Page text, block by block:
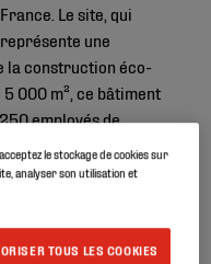
Le site, qui
une
la construction éco-
000 m², ce bâtiment
employés de
le stockage de cookies sur
analyser son utilisation et
TOUS LES COOKIES